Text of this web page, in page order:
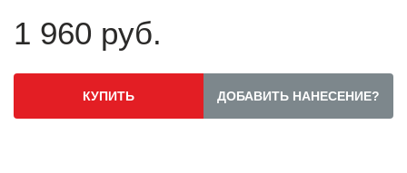
1 960 руб.
КУПИТЬ ДОБАВИТЬ НАНЕСЕНИЕ?